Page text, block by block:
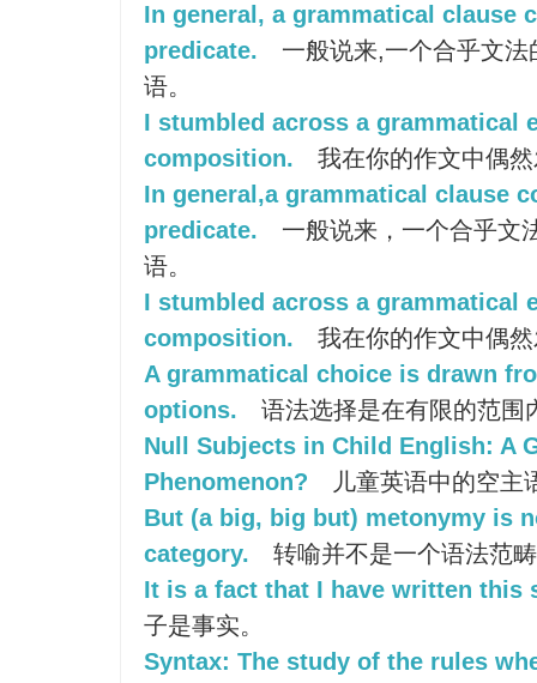
In general, a grammatical clause
predicate.
一般说来,一个合乎文
语。
I stumbled across a grammatical
composition.
我在你的作文中偶
In general,a grammatical clause
predicate.
一般说来，一个合乎文
语。
I stumbled across a grammatical
composition.
我在你的作文中偶
A grammatical choice is drawn
options.
语法选择是在有限的范围
Null Subjects in Child English: A
Phenomenon?
儿童英语中的空主
But (a big, big but) metonymy is
category.
转喻并不是一个语法范
It is a fact that I have written this
子是事实。
Syntax: The study of the rules